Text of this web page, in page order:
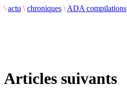
\ actu \ chroniques \ ADA compilations
Articles suivants